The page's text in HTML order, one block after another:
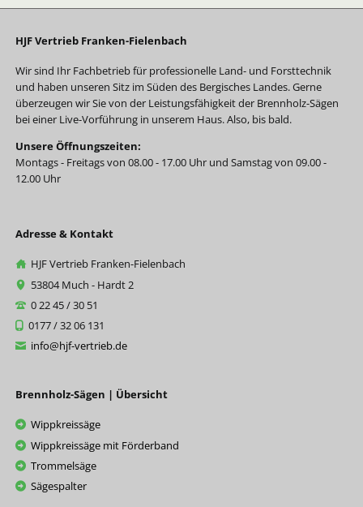
HJF Vertrieb Franken-Fielenbach
Wir sind Ihr Fachbetrieb für professionelle Land- und Forsttechnik
und haben unseren Sitz im Süden des Bergisches Landes. Gerne
überzeugen wir Sie von der Leistungsfähigkeit der Brennholz-Sägen
bei einer Live-Vorführung in unserem Haus. Also, bis bald.
Unsere Öffnungszeiten:
Montags - Freitags von 08.00 - 17.00 Uhr und Samstag von 09.00 -
12.00 Uhr
Adresse & Kontakt
HJF Vertrieb Franken-Fielenbach
53804 Much - Hardt 2
0 22 45 / 30 51
0177 / 32 06 131
info@hjf-vertrieb.de
Brennholz-Sägen | Übersicht
Wippkreissäge
Wippkreissäge mit Förderband
Trommelsäge
Sägespalter